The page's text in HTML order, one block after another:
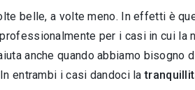
belle, a volte meno. In effetti è
per i casi in cui la
anche quando abbiamo bisogno
entrambi i casi dandoci la